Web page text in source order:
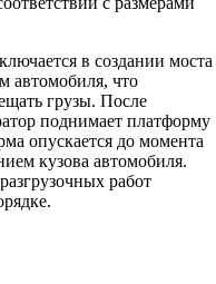
в создании моста
автомобиля, что
грузы. После
поднимает платформу
опускается до момента
кузова автомобиля.
работ